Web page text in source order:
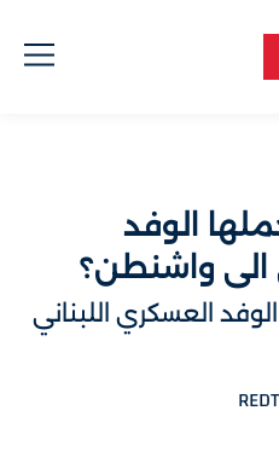
الوفد
الى واشنطن؟
العسكري اللبناني